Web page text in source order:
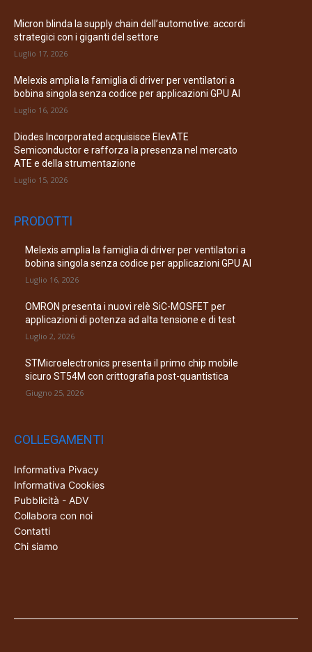
Micron blinda la supply chain dell’automotive: accordi
strategici con i giganti del settore
Luglio 17, 2026
Melexis amplia la famiglia di driver per ventilatori a
bobina singola senza codice per applicazioni GPU AI
Luglio 16, 2026
Diodes Incorporated acquisisce ElevATE
Semiconductor e rafforza la presenza nel mercato
ATE e della strumentazione
Luglio 15, 2026
PRODOTTI
Melexis amplia la famiglia di driver per ventilatori a
bobina singola senza codice per applicazioni GPU AI
Luglio 16, 2026
OMRON presenta i nuovi relè SiC-MOSFET per
applicazioni di potenza ad alta tensione e di test
Luglio 2, 2026
STMicroelectronics presenta il primo chip mobile
sicuro ST54M con crittografia post-quantistica
Giugno 25, 2026
COLLEGAMENTI
Informativa Pivacy
Informativa Cookies
Pubblicità - ADV
Collabora con noi
Contatti
Chi siamo